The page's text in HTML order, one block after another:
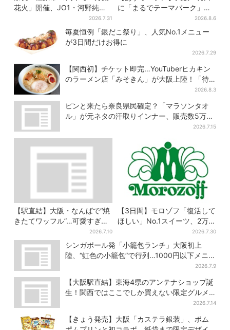
花火」開催、JO1・河野純喜
がアンバサダーに…グループ
楽曲ともシンクロ
2026.7.31
に「まるでテーマパーク」な
巨大スポーツ店、461ブラン
ド集結！ 6フロアをまとめて
紹介
2026.8.6
毎夏恒例「銀だこ祭り」、人気No.1メニュー
が3日間だけお得に
2026.7.29
【関西初】チケット即完…YouTuberヒカキン
のラーメン店「みそきん」が大阪上陸！「待
2026.8.3
ピンと来たら奈良県民確定？「マラソンタオ
ル」が元ネタの汗取りインナー、販売数5万枚
2026.7.15
【駅直結】大阪・なんばで“焼
きたてワッフル”…可愛すぎ
る“くまちゃんアイス”と一緒
に
2026.7.10
【3日間】モロゾフ「復活して
ほしい」No.1スイーツ、2万
3865票から選ばれた名作を限
定販売
2026.7.30
シンガポール発「小籠包ランチ」大阪初上
陸、“虹色の小籠包”で行列…1000円以下メニ
2026.7.9
【大阪駅直結】東海4県のアンテナショップ誕
生！関西ではここでしか買えない限定グルメ
2026.7.14
【きょう発売】大阪「カステラ銀装」、ポム